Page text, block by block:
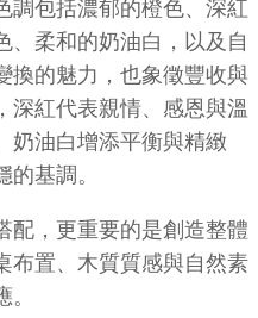
包括濃郁的橙色、深紅
、柔和的奶油白，以及自
換的魅力，也象徵豐收與
深紅代表親情、感恩與溫
奶油白增添平衡與精緻
的基調。
配，更重要的是創造整體
布置、木質質感與自然素